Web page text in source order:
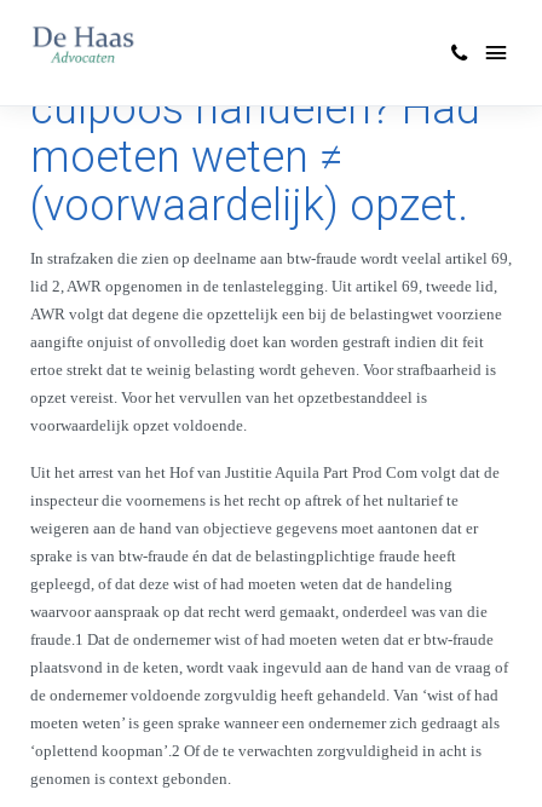
Doleus vervolgen voor
culpoos handelen? Had
moeten weten ≠
(voorwaardelijk) opzet.
In strafzaken die zien op deelname aan btw-fraude wordt veelal artikel 69,
lid 2, AWR opgenomen in de tenlastelegging. Uit artikel 69, tweede lid,
AWR volgt dat degene die opzettelijk een bij de belastingwet voorziene
aangifte onjuist of onvolledig doet kan worden gestraft indien dit feit
ertoe strekt dat te weinig belasting wordt geheven. Voor strafbaarheid is
opzet vereist. Voor het vervullen van het opzetbestanddeel is
voorwaardelijk opzet voldoende.
Uit het arrest van het Hof van Justitie Aquila Part Prod Com volgt dat de
inspecteur die voornemens is het recht op aftrek of het nultarief te
weigeren aan de hand van objectieve gegevens moet aantonen dat er
sprake is van btw-fraude én dat de belastingplichtige fraude heeft
gepleegd, of dat deze wist of had moeten weten dat de handeling
waarvoor aanspraak op dat recht werd gemaakt, onderdeel was van die
fraude.1 Dat de ondernemer wist of had moeten weten dat er btw-fraude
plaatsvond in de keten, wordt vaak ingevuld aan de hand van de vraag of
de ondernemer voldoende zorgvuldig heeft gehandeld. Van ‘wist of had
moeten weten’ is geen sprake wanneer een ondernemer zich gedraagt als
‘oplettend koopman’.2 Of de te verwachten zorgvuldigheid in acht is
genomen is context gebonden.